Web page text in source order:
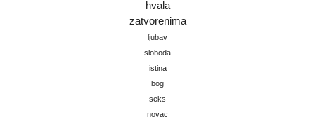
hvala
zatvorenima
ljubav
sloboda
istina
bog
seks
novac